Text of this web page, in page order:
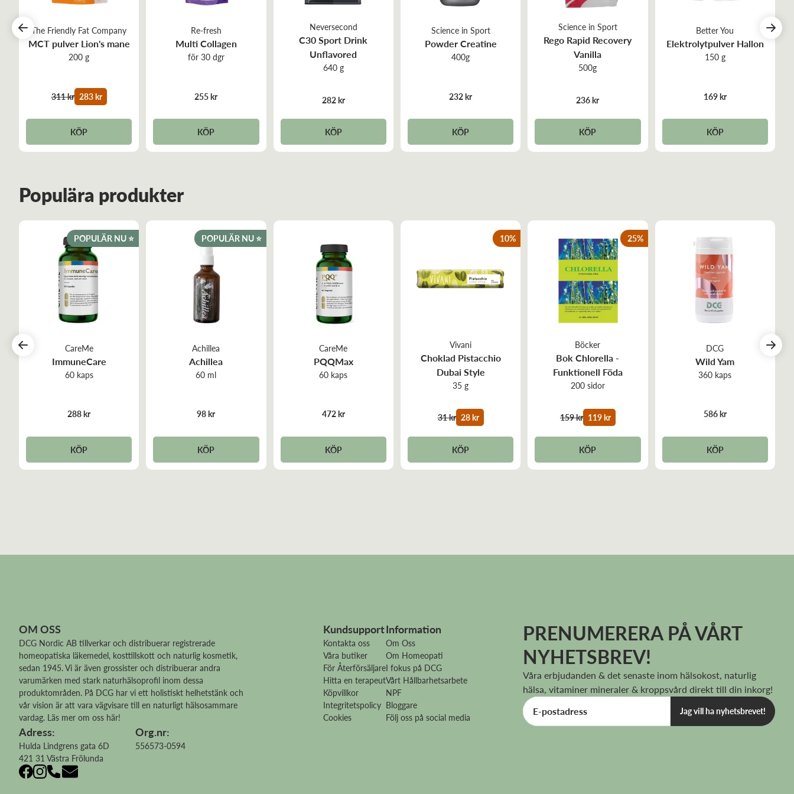
The Friendly Fat Company
MCT pulver Lion's mane
200 g
311 kr 283 kr
KÖP
Re-fresh
Multi Collagen
för 30 dgr
255 kr
KÖP
Neversecond
C30 Sport Drink
Unflavored
640 g
282 kr
KÖP
Science in Sport
Powder Creatine
400g
232 kr
KÖP
Science in Sport
Rego Rapid Recovery
Vanilla
500g
236 kr
KÖP
Better You
Elektrolytpulver Hallon
150 g
169 kr
KÖP
Populära produkter
CareMe
ImmuneCare
60 kaps
288 kr
KÖP
POPULÄR NU ⭐️
Achillea
Achillea
60 ml
98 kr
KÖP
POPULÄR NU ⭐️
CareMe
PQQMax
60 kaps
472 kr
KÖP
Vivani
Choklad Pistacchio
Dubai Style
35 g
31 kr 28 kr
KÖP
10%
Böcker
Bok Chlorella -
Funktionell Föda
200 sidor
159 kr 119 kr
KÖP
25%
DCG
Wild Yam
360 kaps
586 kr
KÖP
OM OSS
DCG Nordic AB tillverkar och distribuerar registrerade
homeopatiska läkemedel, kosttillskott och naturlig kosmetik,
sedan 1945. Vi är även grossister och distribuerar andra
varumärken med stark naturhälsoprofil inom dessa
produktområden. På DCG har vi ett holistiskt helhetstänk och
vår vision är att vara vägvisare till en naturligt hälsosammare
vardag. Läs mer om oss här!
Adress:
Hulda Lindgrens gata 6D
421 31 Västra Frölunda
Org.nr:
556573-0594
Kundsupport
Kontakta oss
Våra butiker
För Återförsäljare
Hitta en terapeut
Köpvillkor
Integritetspolicy
Cookies
Information
Om Oss
Om Homeopati
I fokus på DCG
Vårt Hållbarhetsarbete
NPF
Bloggare
Följ oss på social media
PRENUMERERA PÅ VÅRT
NYHETSBREV!
Våra erbjudanden & det senaste inom hälsokost, naturlig
hälsa, vitaminer mineraler & kroppsvård direkt till din inkorg!
Jag vill ha nyhetsbrevet!